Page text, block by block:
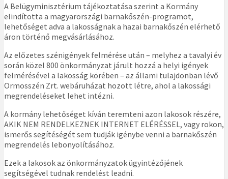
A Belügyminisztérium tájékoztatása szerint a Kormány
elindította a magyarországi barnakőszén-programot,
lehetőséget adva a lakosságnak a hazai barnakőszén elérhető
áron történő megvásárlásához.
Az előzetes szénigények felmérése után – melyhez a tavalyi év
során közel 800 önkormányzat járult hozzá a helyi igények
felmérésével a lakosság körében – az állami tulajdonban lévő
Ormosszén Zrt. webáruházat hozott létre, ahol a lakossági
megrendeléseket lehet intézni.
A kormány lehetőséget kíván teremteni azon lakosok részére,
AKIK NEM RENDELKEZNEK INTERNET ELÉRÉSSEL, vagy rokon,
ismerős segítéségét sem tudják igénybe venni a barnakőszén
megrendelés lebonyolításához.
Ezek a lakosok az önkormányzatok ügyintézőjének
segítségével tudnak rendelést leadni.